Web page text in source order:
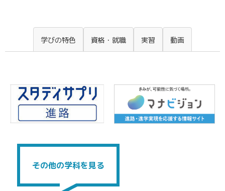
学びの特色 資格・就職 実習 動画
その他の学科を見る